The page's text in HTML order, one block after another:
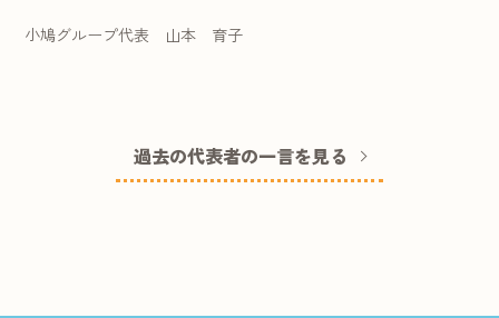
小鳩グループ代表 山本 育子
過去の代表者の一言を見る